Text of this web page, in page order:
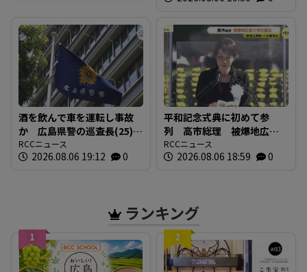
酒を飲んで車を運転し事故
か 広島県警の巡査長(25)を
懲戒免職 事故の1時間半前
に“飲食店で飲酒” 基準値
RCCニュース
2026.08.06 19:12 0
平和記念式典に初めて参
列 高市総理 被爆地広島
で何を語る 「非核三原
則」への言及は
RCCニュース
2026.08.06 18:59 0
ランキング
1 2